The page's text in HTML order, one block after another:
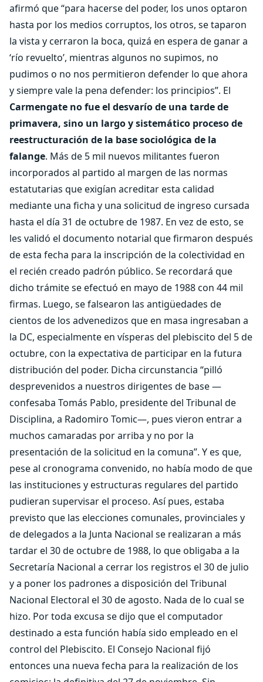
afirmó que “para hacerse del poder, los unos optaron
hasta por los medios corruptos, los otros, se taparon
la vista y cerraron la boca, quizá en espera de ganar a
‘río revuelto’, mientras algunos no supimos, no
pudimos o no nos permitieron defender lo que ahora
y siempre vale la pena defender: los principios”. El
Carmengate no fue el desvarío de una tarde de
primavera, sino un largo y sistemático proceso de
reestructuración de la base sociológica de la
falange. Más de 5 mil nuevos militantes fueron
incorporados al partido al margen de las normas
estatutarias que exigían acreditar esta calidad
mediante una ficha y una solicitud de ingreso cursada
hasta el día 31 de octubre de 1987. En vez de esto, se
les validó el documento notarial que firmaron después
de esta fecha para la inscripción de la colectividad en
el recién creado padrón público. Se recordará que
dicho trámite se efectuó en mayo de 1988 con 44 mil
firmas. Luego, se falsearon las antigüedades de
cientos de los advenedizos que en masa ingresaban a
la DC, especialmente en vísperas del plebiscito del 5 de
octubre, con la expectativa de participar en la futura
distribución del poder. Dicha circunstancia “pilló
desprevenidos a nuestros dirigentes de base —
confesaba Tomás Pablo, presidente del Tribunal de
Disciplina, a Radomiro Tomic—, pues vieron entrar a
muchos camaradas por arriba y no por la
presentación de la solicitud en la comuna”. Y es que,
pese al cronograma convenido, no había modo de que
las instituciones y estructuras regulares del partido
pudieran supervisar el proceso. Así pues, estaba
previsto que las elecciones comunales, provinciales y
de delegados a la Junta Nacional se realizaran a más
tardar el 30 de octubre de 1988, lo que obligaba a la
Secretaría Nacional a cerrar los registros el 30 de julio
y a poner los padrones a disposición del Tribunal
Nacional Electoral el 30 de agosto. Nada de lo cual se
hizo. Por toda excusa se dijo que el computador
destinado a esta función había sido empleado en el
control del Plebiscito. El Consejo Nacional fijó
entonces una nueva fecha para la realización de los